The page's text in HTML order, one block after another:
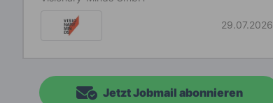
29.07.2026
Jetzt Jobmail abonnieren